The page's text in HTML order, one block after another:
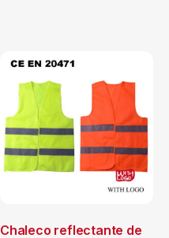
Chaleco reflectante de